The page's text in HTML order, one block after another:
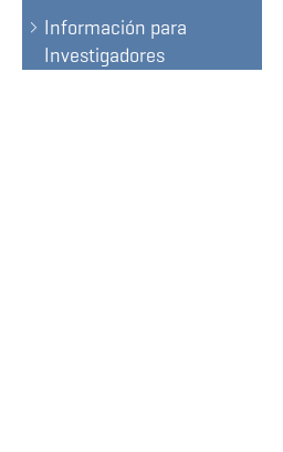
Información para
Investigadores